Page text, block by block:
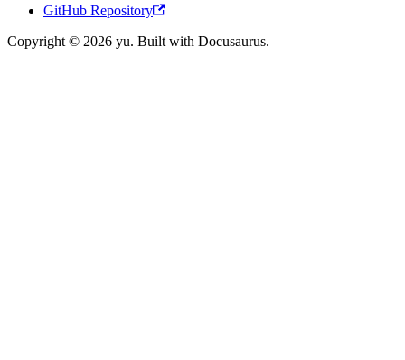
GitHub Repository
Copyright © 2026 yu. Built with Docusaurus.